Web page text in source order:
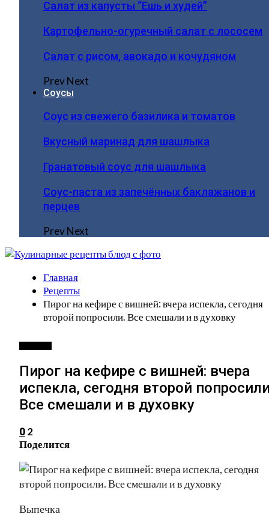
Салат из капусты “Ешь и худей”
Картофельно-огуречный салат с лососем
Салат с рисом, авокадо и кочудяном
PrevNext
Соусы
Соус из свежего базилика и томатов
Вкусный маринад для шашлыка
Гранатовый соус для шашлыка
Соус-паста из запечённых баклажанов и
перцев
PrevNext
Главная
Рецепты
Пирог на кефире с вишней: вчера испекла, сегодня
второй попросили. Все смешали и в духовку
Пирог на кефире с вишней: вчера
испекла, сегодня второй
Все смешали и в духовку
0 2
Поделится
Выпечка